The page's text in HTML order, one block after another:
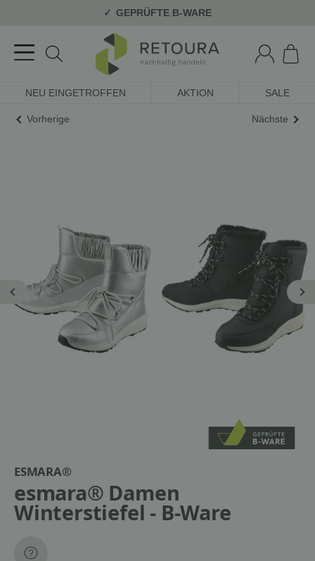
GEPRÜFTE B-WARE
NEU EINGETROFFEN AKTION SALE
Vorherige Nächste
ESMARA®
esmara® Damen
Winterstiefel - B-Ware